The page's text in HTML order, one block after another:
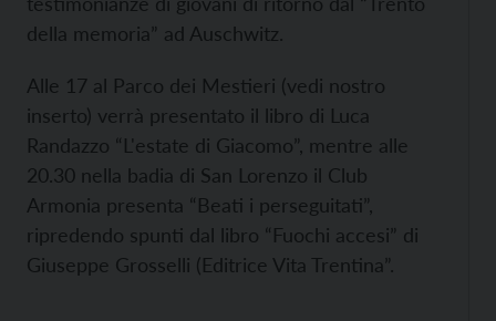
della memoria” ad Auschwitz.
Alle 17 al Parco dei Mestieri (vedi nostro
inserto) verrà presentato il libro di Luca
Randazzo “L'estate di Giacomo”, mentre alle
20.30 nella badia di San Lorenzo il Club
Armonia presenta “Beati i perseguitati”,
ripredendo spunti dal libro “Fuochi accesi” di
Giuseppe Grosselli (Editrice Vita Trentina”.